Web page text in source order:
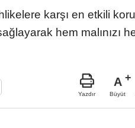
karşı en etkili
hem malınızı
Yazdır
A
Büyüt